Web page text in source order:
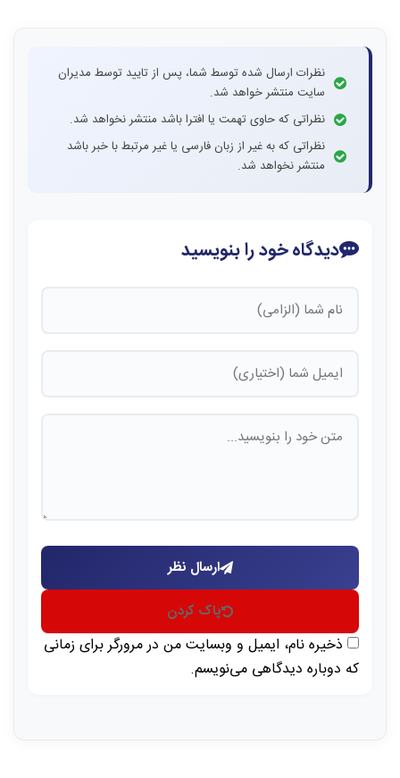
نظرات ارسال شده توسط شما، پس از تایید توسط مدیران
سایت منتشر خواهد شد.
نظراتی که حاوی تهمت یا افترا باشد منتشر نخواهد شد.
نظراتی که به غیر از زبان فارسی یا غیر مرتبط با خبر باشد
منتشر نخواهد شد.
دیدگاه خود را بنویسید
ارسال نظر
پاک کردن
ذخیره نام، ایمیل و وبسایت من در مرورگر برای زمانی
که دوباره دیدگاهی می‌نویسم.